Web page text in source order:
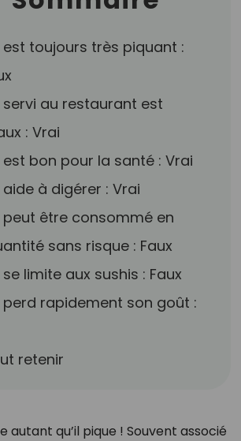
est toujours très piquant :
servi au restaurant est
: Vrai
est bon pour la santé : Vrai
à digérer : Vrai
peut être consommé en
sans risque : Faux
limite aux sushis : Faux
perd rapidement son goût :
retenir
autant qu’il pique ! Souvent associé